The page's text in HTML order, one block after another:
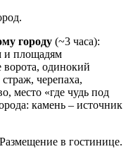
городу (~3 часа):
и площадям
ворота, одинокий
черепаха,
место «где чудь под
камень – источник
в гостинице.